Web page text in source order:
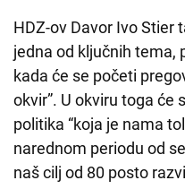
HDZ-ov Davor Ivo Stier
jedna od ključnih tema,
kada će se početi
okvir”. U okviru toga će
politika “koja je nama
narednom periodu od
naš cilj od 80 posto